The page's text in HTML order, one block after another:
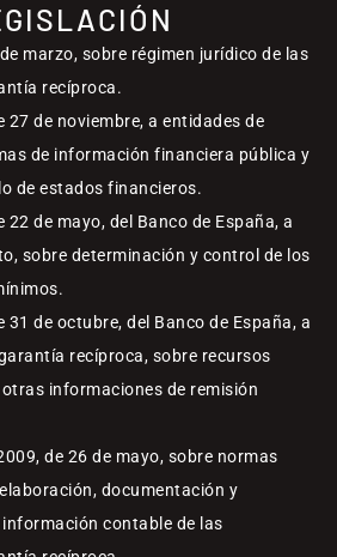
marzo, sobre régimen jurídico de las
recíproca.
27 de noviembre, a entidades de
de información financiera pública y
de estados financieros.
de mayo, del Banco de España, a
sobre determinación y control de los
de octubre, del Banco de España, a
recíproca, sobre recursos
informaciones de remisión
de 26 de mayo, sobre normas
documentación y
contable de las